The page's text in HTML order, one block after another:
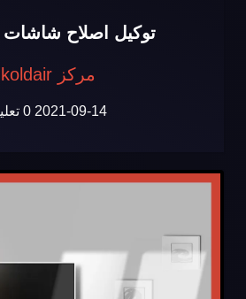
توكيل اصلاح شاشات koldair
مركز koldair
2021-09-14 0 تعليقات